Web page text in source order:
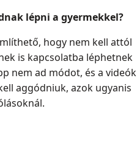
lépni a gyermekkel?
hogy nem kell attól
is kapcsolatba léphetnek
nem ad módot, és a videók
aggódniuk, azok ugyanis